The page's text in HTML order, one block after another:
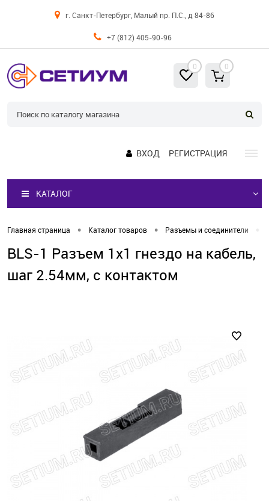
г. Санкт-Петербург, Малый пр. П.С., д 84-86
+7 (812) 405-90-96
0 0
ВХОД РЕГИСТРАЦИЯ
КАТАЛОГ
Главная страница • Каталог товаров • Разъемы и соединители
BLS-1 Разъем 1х1 гнездо на кабель,
шаг 2.54мм, с контактом